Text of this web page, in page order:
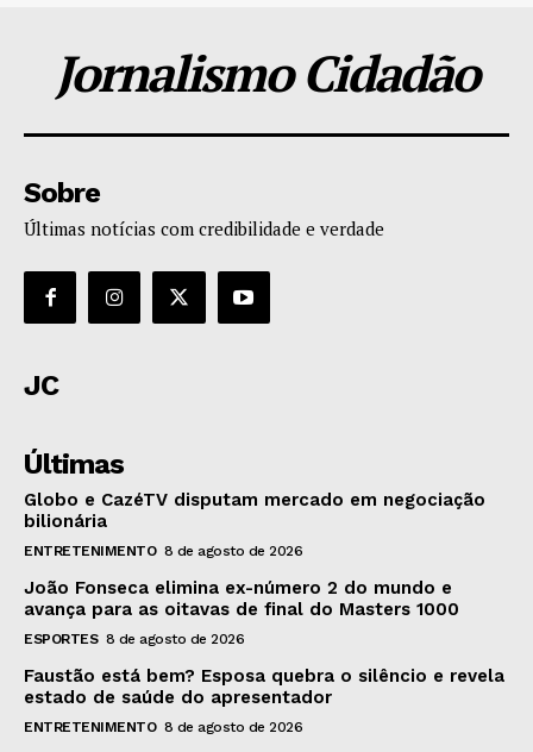
Jornalismo Cidadão
Sobre
Últimas notícias com credibilidade e verdade
JC
Últimas
Globo e CazéTV disputam mercado em negociação
bilionária
ENTRETENIMENTO 8 de agosto de 2026
João Fonseca elimina ex-número 2 do mundo e
avança para as oitavas de final do Masters 1000
ESPORTES 8 de agosto de 2026
Faustão está bem? Esposa quebra o silêncio e revela
estado de saúde do apresentador
ENTRETENIMENTO 8 de agosto de 2026